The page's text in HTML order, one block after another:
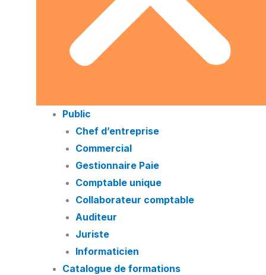
Public
Chef d’entreprise
Commercial
Gestionnaire Paie
Comptable unique
Collaborateur comptable
Auditeur
Juriste
Informaticien
Catalogue de formations